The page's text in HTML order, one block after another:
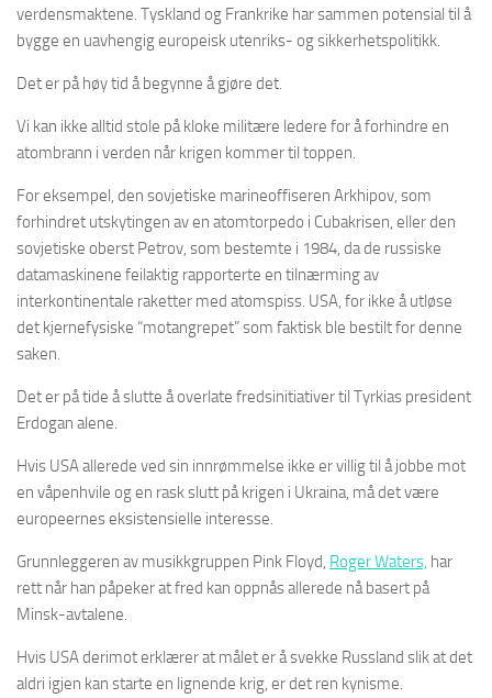
verdensmaktene. Tyskland og Frankrike har sammen potensial til å
bygge en uavhengig europeisk utenriks- og sikkerhetspolitikk.
Det er på høy tid å begynne å gjøre det.
Vi kan ikke alltid stole på kloke militære ledere for å forhindre en
atombrann i verden når krigen kommer til toppen.
For eksempel, den sovjetiske marineoffiseren Arkhipov, som
forhindret utskytingen av en atomtorpedo i Cubakrisen, eller den
sovjetiske oberst Petrov, som bestemte i 1984, da de russiske
datamaskinene feilaktig rapporterte en tilnærming av
interkontinentale raketter med atomspiss. USA, for ikke å utløse
det kjernefysiske “motangrepet” som faktisk ble bestilt for denne
saken.
Det er på tide å slutte å overlate fredsinitiativer til Tyrkias president
Erdogan alene.
Hvis USA allerede ved sin innrømmelse ikke er villig til å jobbe mot
en våpenhvile og en rask slutt på krigen i Ukraina, må det være
europeernes eksistensielle interesse.
Grunnleggeren av musikkgruppen Pink Floyd, Roger Waters, har
rett når han påpeker at fred kan oppnås allerede nå basert på
Minsk-avtalene.
Hvis USA derimot erklærer at målet er å svekke Russland slik at det
aldri igjen kan starte en lignende krig, er det ren kynisme.